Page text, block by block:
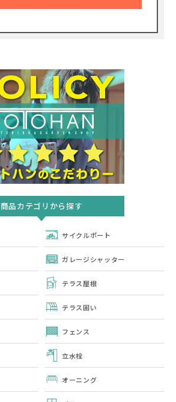
商品カテゴリから探す
サイクルポート
ガレージシャッター
テラス屋根
テラス囲い
フェンス
立水栓
オーニング